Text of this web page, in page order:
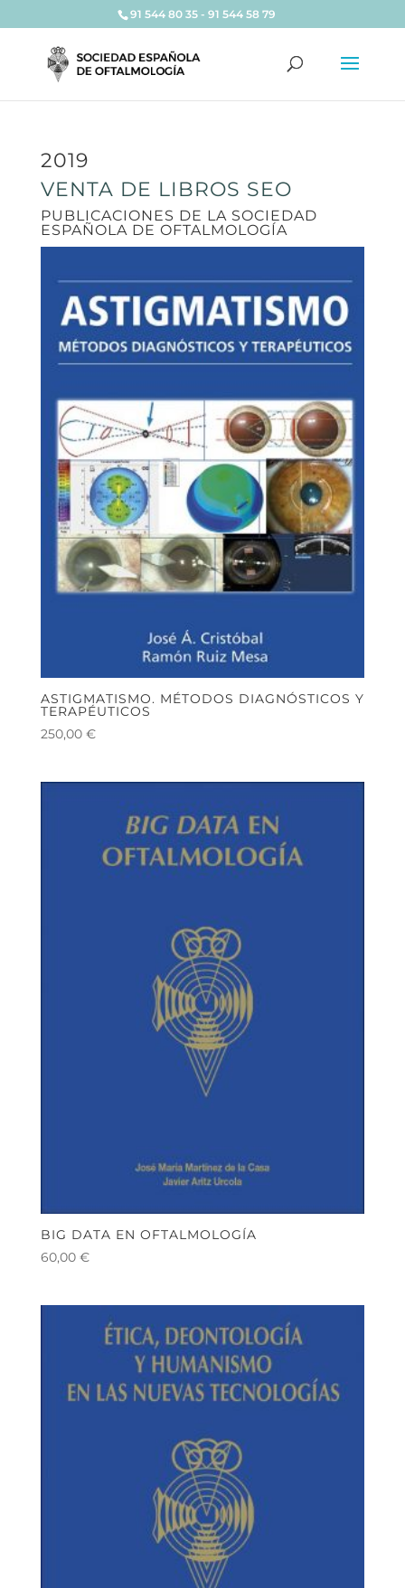
91 544 80 35 - 91 544 58 79
2019
VENTA DE LIBROS SEO
PUBLICACIONES DE LA SOCIEDAD
ESPAÑOLA DE OFTALMOLOGÍA
ASTIGMATISMO. MÉTODOS DIAGNÓSTICOS Y
TERAPÉUTICOS
250,00 €
BIG DATA EN OFTALMOLOGÍA
60,00 €